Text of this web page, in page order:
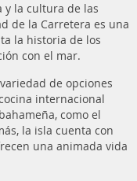
y la cultura de las
de la Carretera es una
la historia de los
con el mar.
de opciones
internacional
como el
la isla cuenta con
una animada vida